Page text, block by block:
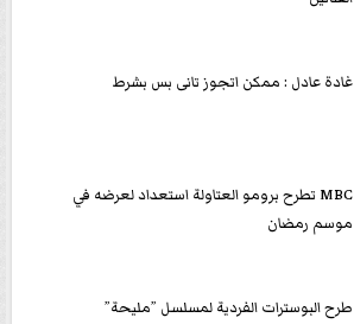
غادة عادل : ممكن اتجوز تانى بس بشرط
MBC تطرح برومو العتاولة استعداد لعرضه في
موسم رمضان
طرح البوسترات الفردية لمسلسل ”مليحة”